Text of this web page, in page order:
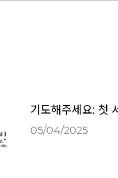
기도해주세요: 첫
05/04/2025